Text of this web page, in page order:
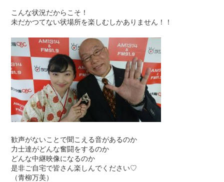
こんな状況だからこそ！
未だかつてない状場所を楽しむしかありません！！
歓声がないことで聞こえる音があるのか
力士達がどんな奮闘をするのか
どんな中継映像になるのか
是非ご自宅で皆さん楽しんでください♡
（青柳万美）